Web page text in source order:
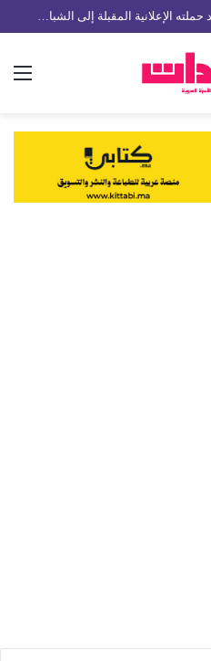
مع « The Next Ad » ، إنوي يُسند حملته الإعلانية المقبلة إلى الشباب المغربي